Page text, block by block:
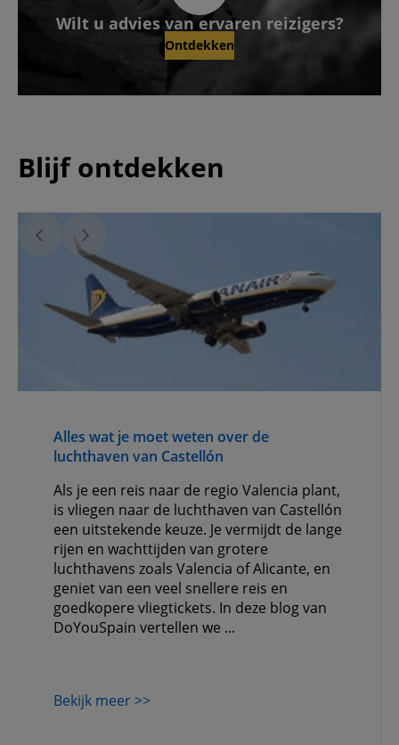
Wilt u advies van ervaren reizigers?
Ontdekken
Blijf ontdekken
Alles wat je moet weten over de
luchthaven van Castellón
Als je een reis naar de regio Valencia plant,
is vliegen naar de luchthaven van Castellón
een uitstekende keuze. Je vermijdt de lange
rijen en wachttijden van grotere
luchthavens zoals Valencia of Alicante, en
geniet van een veel snellere reis en
goedkopere vliegtickets. In deze blog van
DoYouSpain vertellen we ...
Bekijk meer >>